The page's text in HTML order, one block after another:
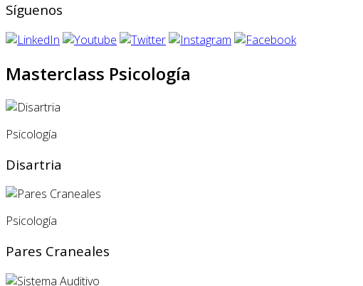
Síguenos
Masterclass Psicología
Psicología
Disartria
Psicología
Pares Craneales